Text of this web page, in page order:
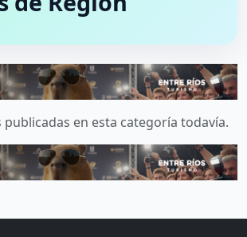
publicadas en esta categoría todavía.